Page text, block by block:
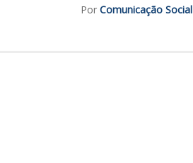
Por Comunicação Social